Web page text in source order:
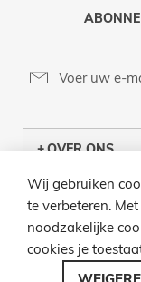
OVER ONS
INFO
BEL ONS
Wij gebruiken
te verbeteren.
noodzakelijke
cookies je